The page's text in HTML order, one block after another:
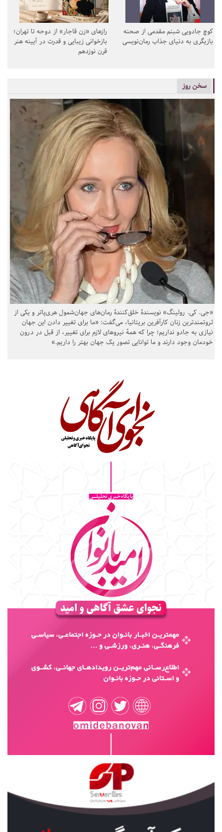
کوچ جادویی شبنم مقدمی از صحنه
بازیگری به دنیای جذاب رمان‌نویسی
رازهای «زن قاجار» از دوحه تا تهران؛
بازخوانی زیبایی و قدرت در آیینه هنر
قرن نوزدهم
سخن روز
«جی. کی. رولینگ» نویسندهٔ خلق‌کنندهٔ رمان‌های جهان‌شمول هری‌پاتر و یکی از
ثروتمندترین زنان کارآفرین بریتانیا، می‌گفت: «ما برای تغییر دادن این جهان
نیازی به جادو نداریم؛ چرا که همهٔ نیروهای لازم برای تغییر، از قبل در درون
خودمان وجود دارند و ما توانایی تصور یک جهان بهتر را داریم.»